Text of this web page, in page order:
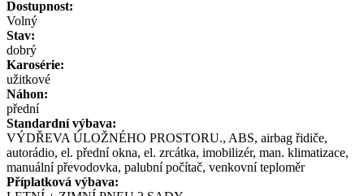
Dostupnost:
Volný
Stav:
dobrý
Karosérie:
užitkové
Náhon:
přední
Standardní výbava:
VÝDŘEVA ÚLOŽNÉHO PROSTORU., ABS, airbag řidiče,
autorádio, el. přední okna, el. zrcátka, imobilizér, man. klimatizace,
manuální převodovka, palubní počítač, venkovní teploměr
Příplatková výbava: